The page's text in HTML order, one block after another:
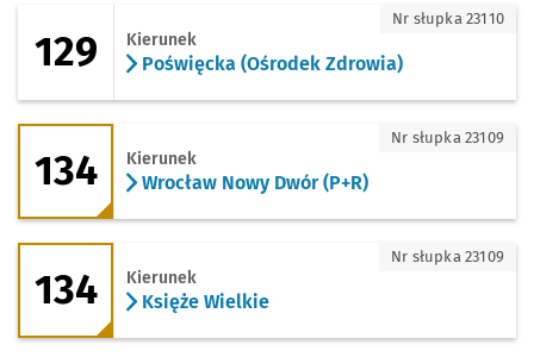
129 - kierunek Poświęcka (Ośrodek
129 Kierunek
Poświęcka (Ośrodek Zdrowia)
Nr słupka 23110
134 - kierunek Wrocław Nowy Dwór
134 Kierunek
Wrocław Nowy Dwór (P+R)
Nr słupka 23109
134 - kierunek Księże Wielkie
134 Kierunek
Księże Wielkie
Nr słupka 23109